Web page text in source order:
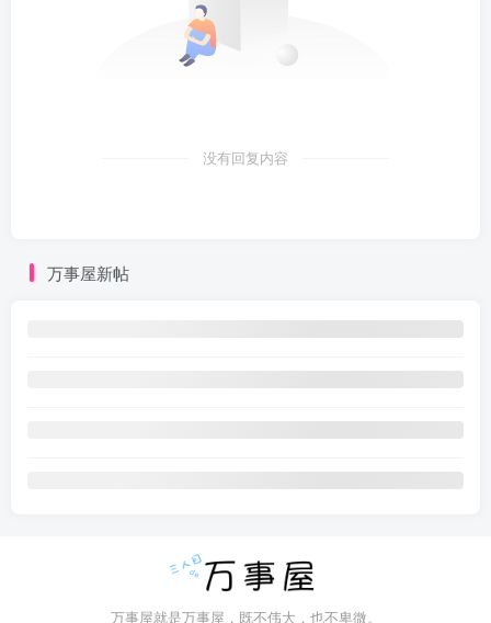
没有回复内容
万事屋新帖
万事屋就是万事屋，既不伟大，也不卑微。